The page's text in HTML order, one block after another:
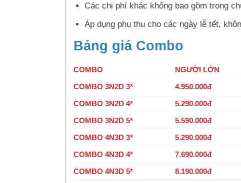
Các chi phí khác không bao gồm trong
Áp dụng phụ thu cho các ngày lễ tết,
Bảng giá Combo
COMBO NGƯỜI LỚN
COMBO 3N2D 3*
4.950.000đ
COMBO 3N2D 4*
5.290.000đ
COMBO 3N2D 5*
5.590.000đ
COMBO 4N3D 3*
5.290.000đ
COMBO 4N3D 4*
7.690.000đ
COMBO 4N3D 5*
8.190.000đ